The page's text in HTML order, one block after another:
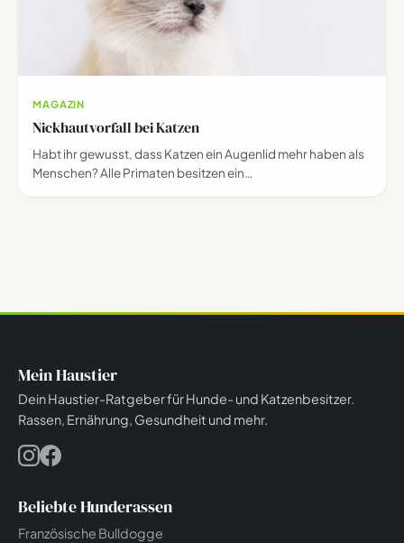
MAGAZIN
Nickhautvorfall bei Katzen
Habt ihr gewusst, dass Katzen ein Augenlid mehr haben als
Menschen? Alle Primaten besitzen ein…
Mein Haustier
Dein Haustier-Ratgeber für Hunde- und Katzenbesitzer.
Rassen, Ernährung, Gesundheit und mehr.
Beliebte Hunderassen
Französische Bulldogge